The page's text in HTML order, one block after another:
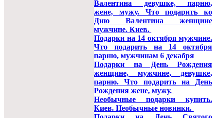
Валентина девушке, парню,
жене, мужу. Что подарить ко
Дню Валентина женщине
мужчине. Киев.
Подарки на 14 октября мужчине.
Что подарить на 14 октября
парню, мужчинам 6 декабря
Подарки на День Рождения
женщине, мужчине, девушке,
парню. Что подарить на День
Рождения жене, мужу.
Необычные подарки купить.
Киев. Необычные новинки.